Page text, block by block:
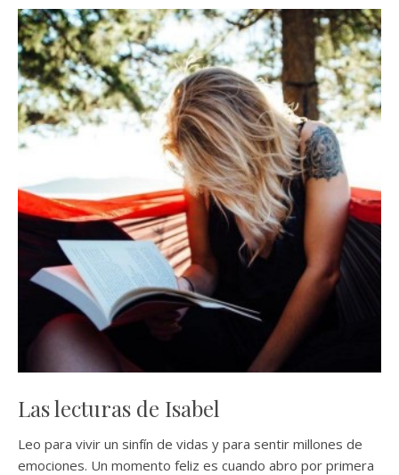
Las lecturas de Isabel
Leo para vivir un sinfín de vidas y para sentir millones de
emociones. Un momento feliz es cuando abro por primera